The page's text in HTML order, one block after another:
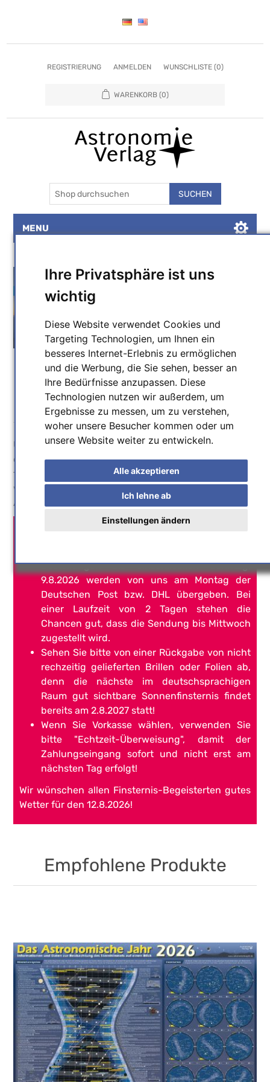
Ihre Privatsphäre ist uns
wichtig
Diese Website verwendet Cookies und
Targeting Technologien, um Ihnen ein
besseres Internet-Erlebnis zu ermöglichen
und die Werbung, die Sie sehen, besser an
Ihre Bedürfnisse anzupassen. Diese
Technologien nutzen wir außerdem, um
Ergebnisse zu messen, um zu verstehen,
woher unsere Besucher kommen oder um
unsere Website weiter zu entwickeln.
Alle akzeptieren
Ich lehne ab
Einstellungen ändern
REGISTRIERUNG ANMELDEN WUNSCHLISTE (0)
WARENKORB (0)
SUCHEN
MENU
Willkommen beim
Astronomie-Verlag.
Unter dem MottoWir machen Astronomiebieten wir
einmalige Poster, Kalender, Bücher und Sternkarten
für Sternfreunde an. Das Sortiment unseres Shops
wird erweitert durch ausgewählte Artikel für die
Amateuerastronomie.
Wichtige Information zu Lieferzeiten für
Bestellungen bis einschließlich Sonntag,
9.8.2026 werden von uns am Montag der
Deutschen Post bzw. DHL übergeben. Bei
einer Laufzeit von 2 Tagen stehen die
Chancen gut, dass die Sendung bis Mittwoch
zugestellt wird.
Sehen Sie bitte von einer Rückgabe von nicht
rechzeitig gelieferten Brillen oder Folien ab,
denn die nächste im deutschsprachigen
Raum gut sichtbare Sonnenfinsternis findet
bereits am 2.8.2027 statt!
Wenn Sie Vorkasse wählen, verwenden Sie
bitte "Echtzeit-Überweisung", damit der
Zahlungseingang sofort und nicht erst am
nächsten Tag erfolgt!
Wir wünschen allen Finsternis-Begeisterten gutes
Wetter für den 12.8.2026!
Empfohlene Produkte